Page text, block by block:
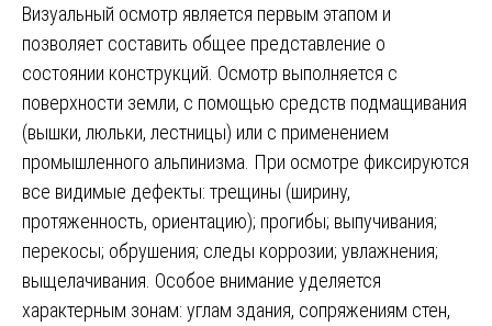
Визуальный осмотр является первым этапом и
позволяет составить общее представление о
состоянии конструкций. Осмотр выполняется с
поверхности земли, с помощью средств подмащивания
(вышки, люльки, лестницы) или с применением
промышленного альпинизма. При осмотре фиксируются
все видимые дефекты: трещины (ширину,
протяженность, ориентацию); прогибы; выпучивания;
перекосы; обрушения; следы коррозии; увлажнения;
выщелачивания. Особое внимание уделяется
характерным зонам: углам здания, сопряжениям стен,